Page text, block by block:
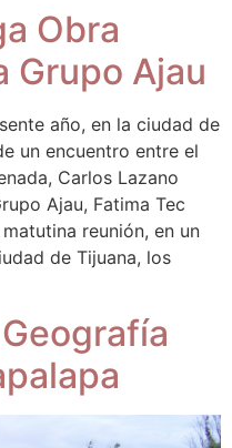
Obra
Grupo Ajau
año, en la ciudad de
un encuentro entre el
Carlos Lazano
Ajau, Fatima Tec
reunión, en un
de Tijuana, los